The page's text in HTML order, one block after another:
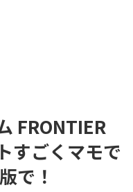
FRONTIER
すごくマモで
で！